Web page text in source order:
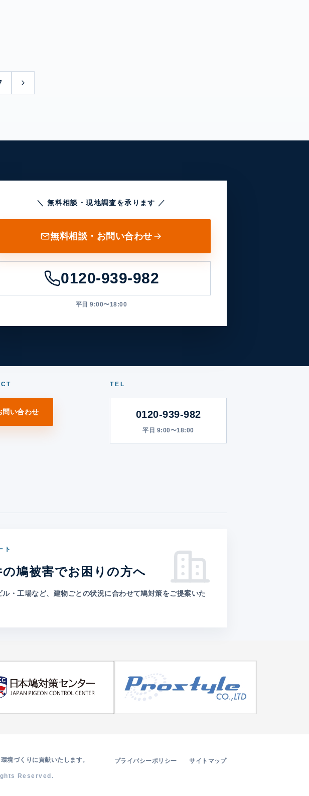
＼ 無料相談・現地調査を承ります ／
無料相談・お問い合わせ
0120-939-982
平日 9:00〜18:00
問い合わせ
TEL
0120-939-982
平日 9:00〜18:00
ト
鳩被害でお困りの方へ
ル・工場など、建物ごとの状況に合わせて鳩対策をご提案いた
境づくりに貢献いたします。 プライバシーポリシー サイトマップ
Reserved.